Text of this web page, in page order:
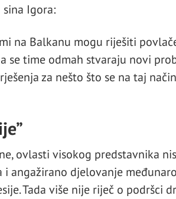
Igora:
na Balkanu mogu riješiti
se time odmah stvaraju novi
za nešto što se na taj
ovlasti visokog predstavnika
angažirano djelovanje
Tada više nije riječ o podršci